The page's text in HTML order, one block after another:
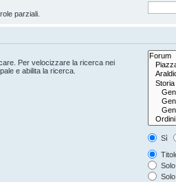
parziali.
Per velocizzare la ricerca nei
e abilita la ricerca.
Sì